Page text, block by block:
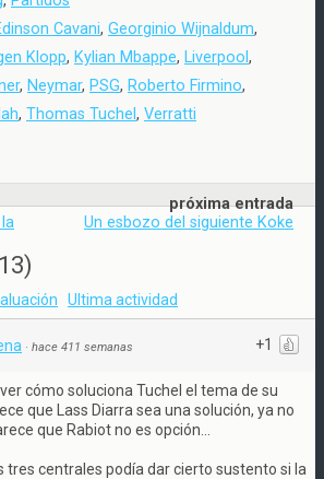
Cavani, Georginio Wijnaldum,
Klopp, Kylian Mbappe, Liverpool ,
, Neymar, PSG, Roberto Firmino,
, Thomas Tuchel , Verratti
próxima entrada
Un esbozo del siguiente Koke
13)
Ultima actividad
+1
· hace 411 semanas
cómo soluciona Tuchel el tema de su
que Lass Diarra sea una solución, ya no
que Rabiot no es opción...
tres centrales podía dar cierto sustento si la